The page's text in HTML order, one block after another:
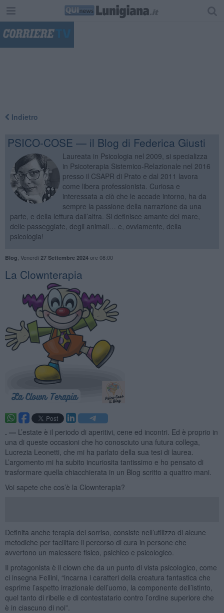
Indietro
PSICO-COSE — il Blog di Federica Giusti
Laureata in Psicologia nel 2009, si specializza
in Psicoterapia Sistemico-Relazionale nel 2016
presso il CSAPR di Prato e dal 2011 lavora
come libera professionista. Curiosa e
interessata a ciò che le accade intorno, ha da
sempre la passione della narrazione da una
parte, e della lettura dall’altra. Si definisce amante del mare,
delle passeggiate, degli animali… e, ovviamente, della
psicologia!
Blog Venerdì 27 Settembre 2024ore 08:00
​La Clownterapia
. — L’estate è il periodo di aperitivi, cene ed incontri. Ed è proprio in
una di queste occasioni che ho conosciuto una futura collega,
Lucrezia Leonetti, che mi ha parlato della sua tesi di laurea.
L’argomento mi ha subito incuriosita tantissimo e ho pensato di
trasformare quella chiacchierata in un Blog scritto a quattro mani.
Voi sapete che cos’è la Clownterapia?
Definita anche terapia del sorriso, consiste nell’utilizzo di alcune
metodiche per facilitare il percorso di cura in persone che
avvertono un malessere fisico, psichico e psicologico.
Il protagonista è il clown che da un punto di vista psicologico, come
ci insegna Fellini, “incarna i caratteri della creatura fantastica che
esprime l’aspetto irrazionale dell’uomo, la componente dell’istinto,
quel tanto di ribelle e di contestatario contro l’ordine superiore che
è in ciascuno di noi”.